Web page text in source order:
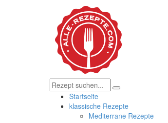
Startseite
klassische Rezepte
Mediterrane Rezepte